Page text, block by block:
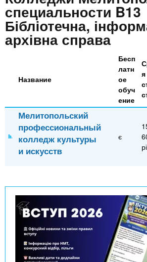
n
t
i
n
o
х
з
а
в
н
й
Онлайн курсы
За рубежом
специальности B13
Бібліотечна,
архівна справа
Название
Бесп
латн
ое
обуч
ение
я
Мелитопольский
профессиональный
колледж культуры
и искусств
є